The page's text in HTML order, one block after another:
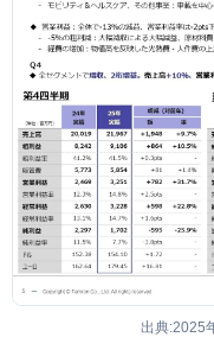
出典:2025